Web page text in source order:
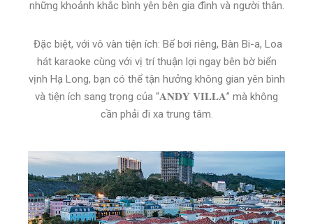
những khoảnh khắc bình yên bên gia đình và người thân.
Đặc biệt, với vô vàn tiện ích: Bể bơi riêng, Bàn Bi-a, Loa
hát karaoke cùng với vị trí thuận lợi ngay bên bờ biển
vịnh Hạ Long, bạn có thể tận hưởng không gian yên bình
và tiện ích sang trọng của “𝐀𝐍𝐃𝐘 𝐕𝐈𝐋𝐋𝐀” mà không
cần phải đi xa trung tâm.